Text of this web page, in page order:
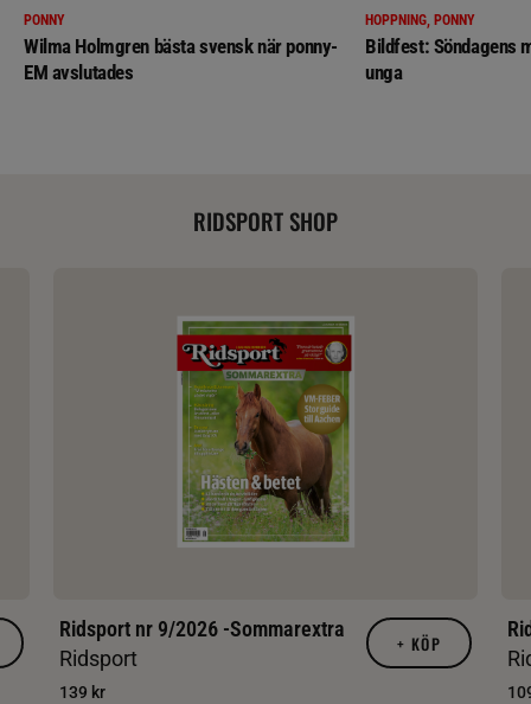
PONNY
Wilma Holmgren bästa svensk när ponny-
EM avslutades
HOPPNING, PONNY
Bildfest: Söndagens
unga
RIDSPORT SHOP
Ridsport nr 9/2026 -Sommarextra
Ridsport
139 kr
+ KÖP